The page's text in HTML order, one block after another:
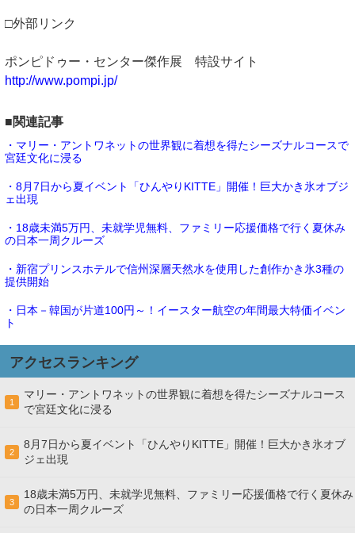
□外部リンク
ポンピドゥー・センター傑作展 特設サイト
http://www.pompi.jp/
■関連記事
・マリー・アントワネットの世界観に着想を得たシーズナルコースで
宮廷文化に浸る
・8月7日から夏イベント「ひんやりKITTE」開催！巨大かき氷オブジ
ェ出現
・18歳未満5万円、未就学児無料、ファミリー応援価格で行く夏休み
の日本一周クルーズ
・新宿プリンスホテルで信州深層天然水を使用した創作かき氷3種の
提供開始
・日本－韓国が片道100円～！イースター航空の年間最大特価イベン
ト
アクセスランキング
1
マリー・アントワネットの世界観に着想を得たシーズナルコース
で宮廷文化に浸る
2
8月7日から夏イベント「ひんやりKITTE」開催！巨大かき氷オブ
ジェ出現
3
18歳未満5万円、未就学児無料、ファミリー応援価格で行く夏休み
の日本一周クルーズ